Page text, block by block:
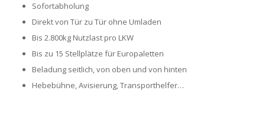
Sofortabholung
Direkt von Tür zu Tür ohne Umladen
Bis 2.800kg Nutzlast pro LKW
Bis zu 15 Stellplätze für Europaletten
Beladung seitlich, von oben und von hinten
Hebebühne, Avisierung, Transporthelfer…